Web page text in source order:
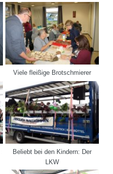
Viele fleißige Brotschmierer
Beliebt bei den Kindern: Der
LKW